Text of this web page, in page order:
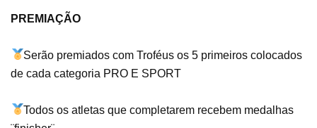
PREMIAÇÃO
Serão premiados com Troféus os 5 primeiros colocados
de cada categoria PRO E SPORT
Todos os atletas que completarem recebem medalhas